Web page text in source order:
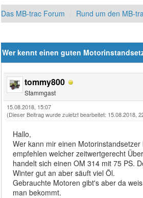
Das MB-trac Forum Rund um den MB-
Wer kennt einen guten
tommy800
Stammgast
15.08.2018, 15:07
(Dieser Beitrag wurde zuletzt bearbeitet: 15.08.2018,
Hallo,
Wer kann mir einen
empfehlen welcher zeitwertgerecht
handelt sich einen OM 314 mit 75 PS.
Winter gut an aber säuft viel Öl.
Gebrauchte Motoren gibt's aber da
man bekommt.